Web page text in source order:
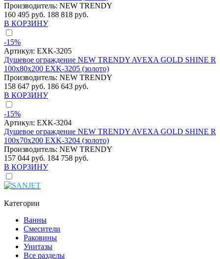
Производитель: NEW TRENDY
160 495 руб. 188 818 руб.
В КОРЗИНУ
-15%
Артикул: EXK-3205
Душевое ограждение NEW TRENDY AVEXA GOLD SHINE R
100x80x200 EXK-3205 (золото)
Производитель: NEW TRENDY
158 647 руб. 186 643 руб.
В КОРЗИНУ
-15%
Артикул: EXK-3204
Душевое ограждение NEW TRENDY AVEXA GOLD SHINE R
100x70x200 EXK-3204 (золото)
Производитель: NEW TRENDY
157 044 руб. 184 758 руб.
В КОРЗИНУ
Категории
Ванны
Смесители
Раковины
Унитазы
Все разделы